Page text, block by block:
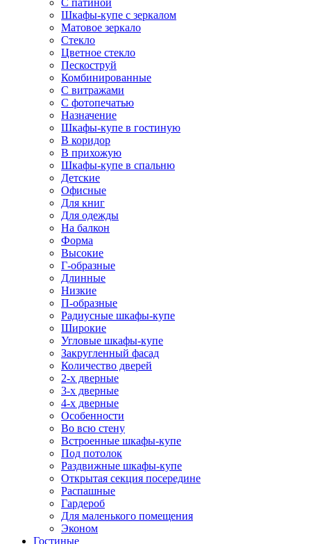
С патиной
Шкафы-купе с зеркалом
Матовое зеркало
Стекло
Цветное стекло
Пескоструй
Комбинированные
С витражами
С фотопечатью
Назначение
Шкафы-купе в гостиную
В коридор
В прихожую
Шкафы-купе в спальню
Детские
Офисные
Для книг
Для одежды
На балкон
Форма
Высокие
Г-образные
Длинные
Низкие
П-образные
Радиусные шкафы-купе
Широкие
Угловые шкафы-купе
Закругленный фасад
Количество дверей
2-х дверные
3-х дверные
4-х дверные
Особенности
Во всю стену
Встроенные шкафы-купе
Под потолок
Раздвижные шкафы-купе
Открытая секция посередине
Распашные
Гардероб
Для маленького помещения
Эконом
Гостиные